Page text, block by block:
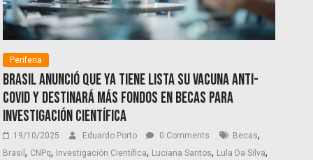
Periferia
Brasil anunció que ya tiene lista su vacuna anti-
Covid y destinará más fondos en becas para
investigación científica
19/10/2025 Eduardo Porto 0 Comments Becas,
Brasil, CNPq, Investigación Científica, Luciana Santos, Lula Da Silva,